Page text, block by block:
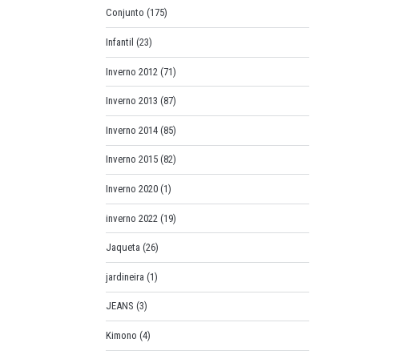
Conjunto (175)
Infantil (23)
Inverno 2012 (71)
Inverno 2013 (87)
Inverno 2014 (85)
Inverno 2015 (82)
Inverno 2020 (1)
inverno 2022 (19)
Jaqueta (26)
jardineira (1)
JEANS (3)
Kimono (4)